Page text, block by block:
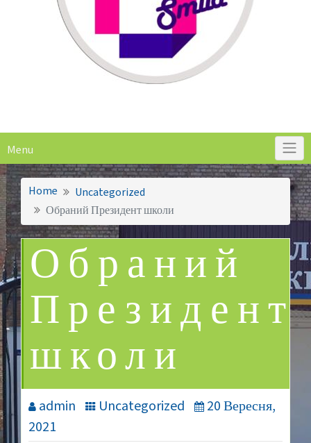
Menu
Home
Uncategorized
Обраний Президент школи
Обраний
Президент
школи
admin Uncategorized
20 Вересня,
2021